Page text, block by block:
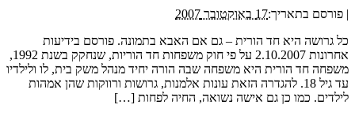
| פורסם בתאריך:17 באוקטובר 2007
כל גרושה היא חד הורית – גם אם האבא בתמונה. פורסם בידיעות
אחרונות 2.10.2007 על פי חוק משפחות חד הוריות, שנחקק בשנת 1992,
משפחה חד הורית היא משפחה שבה הורה יחיד מנהל משק בית, לו ולילדיו
עד גיל 18. להגדרה הזאת עונות אלמנות, גרושות ורווקות שהן אמהות
לילדים. כמו כן גם אישה נשואה, החיה לפחות […]